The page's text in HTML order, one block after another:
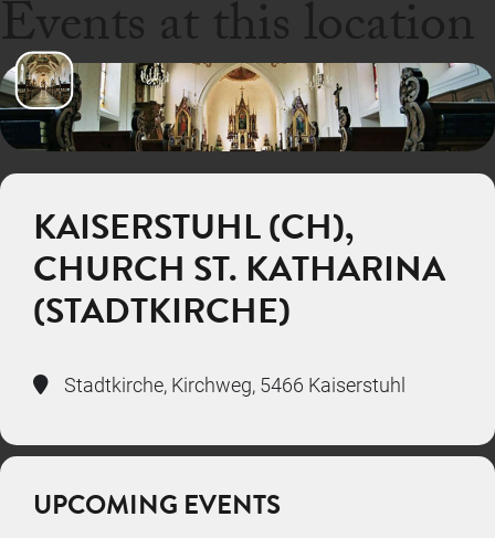
Events at this location
KAISERSTUHL (CH),
CHURCH ST. KATHARINA
(STADTKIRCHE)
Stadtkirche, Kirchweg, 5466 Kaiserstuhl
UPCOMING EVENTS